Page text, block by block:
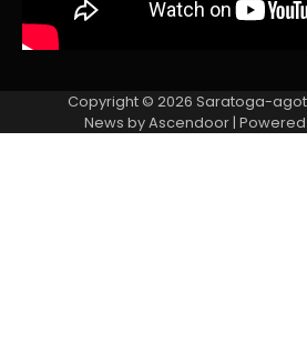
Copyright © 2026 Saratoga-
News byAscendoor|